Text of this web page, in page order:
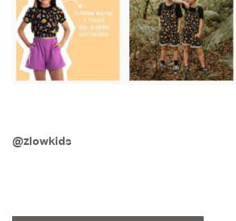
@zlowkids